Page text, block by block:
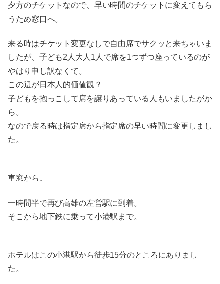
夕方のチケットなので、早い時間のチケットに変えてもら
うため窓口へ。
来る時はチケット変更なしで自由席でサクッと来ちゃいま
したが、子ども2人大人1人で席を1つずつ座っているのが
やはり申し訳なくて。
この辺が日本人的価値観？
子どもを抱っこして席を譲りあっている人もいましたがか
ら。
なので戻る時は指定席から指定席の早い時間に変更しまし
た。
車窓から。
一時間半で再び高雄の左営駅に到着。
そこから地下鉄に乗って小港駅まで。
ホテルはこの小港駅から徒歩15分のところにありまし
た。